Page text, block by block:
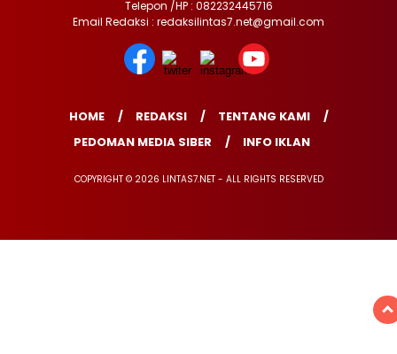
Telepon /HP : 082232445716
Email Redaksi : redaksilintas7.net@gmail.com
HOME REDAKSI
TENTANG KAMI
PEDOMAN MEDIA SIBER
INFO IKLAN
COPYRIGHT © 2026 LINTAS7.NET - ALL RIGHTS RESERVED